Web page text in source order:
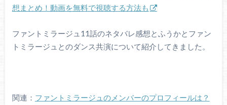
想まとめ！動画を無料で視聴する方法も
ファントミラージュ11話のネタバレ感想とふうかとファン
トミラージュとのダンス共演について紹介してきました。
関連： ファントミラージュのメンバーのプロフィールは？